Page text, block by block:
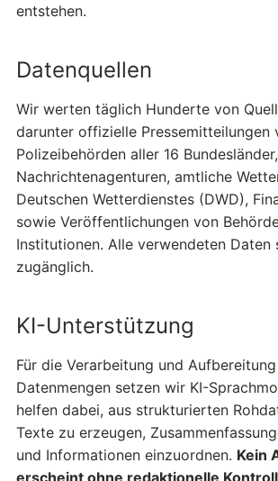
entstehen.
Datenquellen
Wir werten täglich Hunderte von
darunter offizielle Pressemitteilungen
Polizeibehörden aller 16
Nachrichtenagenturen, amtliche
Deutschen Wetterdienstes (DWD),
sowie Veröffentlichungen von
Institutionen. Alle verwendeten
zugänglich.
KI-Unterstützung
Für die Verarbeitung und
Datenmengen setzen wir KI-
helfen dabei, aus strukturierten
Texte zu erzeugen,
und Informationen einzuordnen. Kein
erscheint ohne redaktionelle